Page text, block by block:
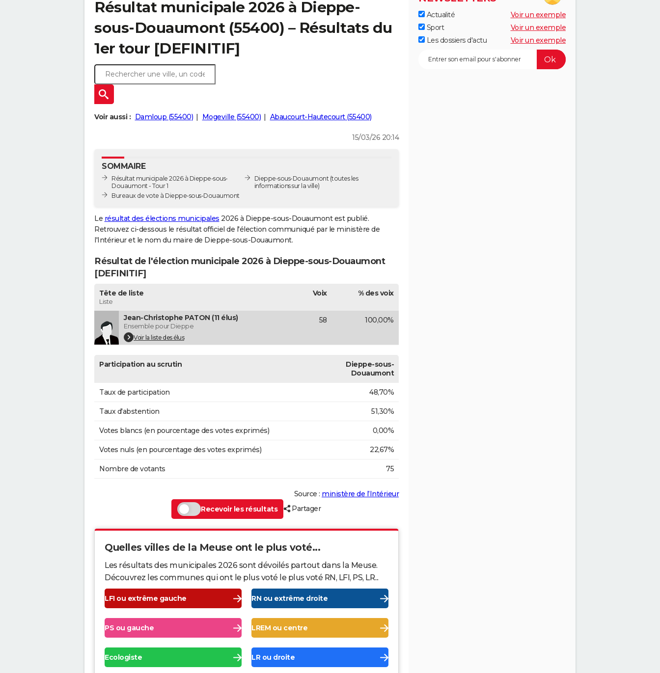
Résultat municipale 2026 à Dieppe-
sous-Douaumont (55400) – Résultats du
1er tour [DEFINITIF]
Voir aussi : Damloup (55400) Mogeville (55400) Abaucourt-Hautecourt (55400)
15/03/26 20:14
SOMMAIRE
Résultat municipale 2026 à Dieppe-sous-
Douaumont - Tour 1
Bureaux de vote à Dieppe-sous-Douaumont
Dieppe-sous-Douaumont (toutes les
informations sur la ville)
Le résultat des élections municipales 2026 à Dieppe-sous-Douaumont est publié.
Retrouvez ci-dessous le résultat officiel de l'élection communiqué par le ministère de
l'Intérieur et le nom du maire de Dieppe-sous-Douaumont.
Résultat de l'élection municipale 2026 à Dieppe-sous-Douaumont
[DEFINITIF]
Tête de liste
Liste
Voix % des voix
Jean-Christophe PATON (11 élus)
Ensemble pour Dieppe
Voir la liste des élus
58 100,00%
Participation au scrutin
Dieppe-sous-
Douaumont
Taux de participation 48,70%
Taux d'abstention 51,30%
Votes blancs (en pourcentage des votes exprimés) 0,00%
Votes nuls (en pourcentage des votes exprimés) 22,67%
Nombre de votants 75
Source : ministère de l’Intérieur
Recevoir les résultats
Partager
Quelles villes de la Meuse ont le plus voté...
Les résultats des municipales 2026 sont dévoilés partout dans la Meuse.
Découvrez les communes qui ont le plus voté le plus voté RN, LFI, PS, LR...
LFI ou extrême gauche RN ou extrême droite
PS ou gauche LREM ou centre
Ecologiste LR ou droite
Actualité
Voir un exemple
Sport
Voir un exemple
Les dossiers d'actu
Voir un exemple